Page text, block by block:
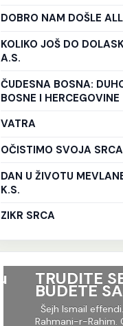
DOBRO NAM DOŠLE
KOLIKO JOŠ DO
A.S.
ČUDESNA BOSNA:
BOSNE I HERCEGOVINE
VATRA
OČISTIMO SVOJA SRCA
DAN U ŽIVOTU
K.S.
ZIKR SRCA
TRUDITE SE
BUDETE SA
Šejh Ismail effendi.
Rahmani-r-Rahim. Oni